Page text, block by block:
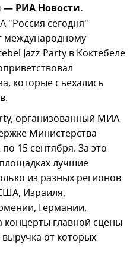
— РИА Новости.
"Россия сегодня"
международному
Jazz Party в Коктебеле
которые съехались
организованный МИА
Министерства
15 сентября. За это
лучшие
из разных регионов
Израиля,
Германии,
главной сцены
от которых